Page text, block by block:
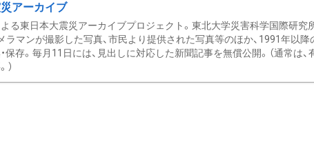
アーカイブ
る東日本大震災アーカイブプロジェクト。東北大学災害科学国際研究
ラマンが撮影した写真、市民より提供された写真等のほか、1991年以
保存。毎月11日には、見出しに対応した新聞記事を無償公開。（通常は
）